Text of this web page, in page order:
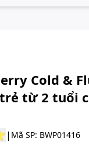
Cold &
từ 2 tuổi
| Mã SP: BWP01416